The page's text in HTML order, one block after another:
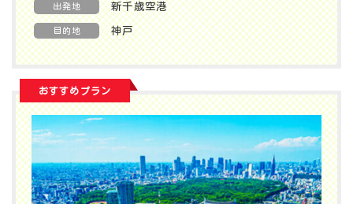
出発地 新千歳空港
目的地 神戸
おすすめプラン